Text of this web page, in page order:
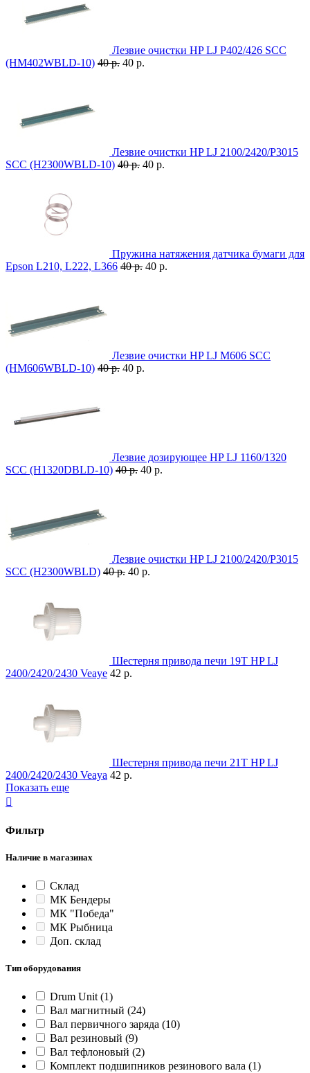
Лезвие очистки HP LJ P402/426 SCC
(HM402WBLD-10) 40 р. 40 р.
Лезвие очистки HP LJ 2100/2420/P3015
SCC (H2300WBLD-10) 40 р. 40 р.
Пружина натяжения датчика бумаги для
Epson L210, L222, L366 40 р. 40 р.
Лезвие очистки HP LJ M606 SCC
(HM606WBLD-10) 40 р. 40 р.
Лезвие дозирующее HP LJ 1160/1320
SCC (H1320DBLD-10) 40 р. 40 р.
Лезвие очистки HP LJ 2100/2420/P3015
SCC (H2300WBLD) 40 р. 40 р.
Шестерня привода печи 19T HP LJ
2400/2420/2430 Veaye 42 р.
Шестерня привода печи 21T HP LJ
2400/2420/2430 Veaya 42 р.
Показать еще

Фильтр
Наличие в магазинах
Склад
МК Бендеры
МК "Победа"
МК Рыбница
Доп. склад
Тип оборудования
Drum Unit (1)
Вал магнитный (24)
Вал первичного заряда (10)
Вал резиновый (9)
Вал тефлоновый (2)
Комплект подшипников резинового вала (1)